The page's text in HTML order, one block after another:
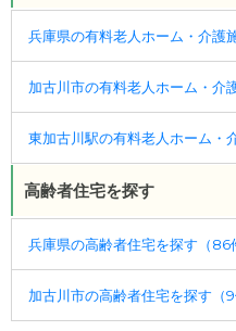
す。詳しくはこちら。
・経験豊富な入居相談員
入居相談： 0120-579-
受付時間：10：00～19
・全国10000件の介護施
幅広い選択肢の中から
ことができます。
・こだわりの条件や医
兵庫県の有料老人ホーム・介護
加古川市の有料老人ホーム・介
東加古川駅の有料老人ホーム・
高齢者住宅を探す
兵庫県の高齢者住宅を探す（86
加古川市の高齢者住宅を探す（9